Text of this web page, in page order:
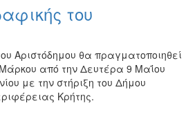
του
Αριστόδημου θα πραγματοποιηθεί
από την Δευτέρα 9 Μαΐου
με την στήριξη του Δήμου
Κρήτης.